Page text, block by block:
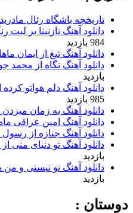
باشگاه رئال مادرید- 105 بازدید
آهنگ نازنینا بر لبت رنگی
آهنگ تیغ از ایمان ماهان رادیو
آهنگ نگاه از محمد جواد علی
آهنگ دلم هواتو کرده از محمد
آهنگ یه زمان میزدن همه دورم
آهنگ امین عراقی ماه من کو
آهنگ جنازه از رسول نامداری
آهنگ تو دنیای منی از محمد
آهنگ تو نیستی و من هنوز
: